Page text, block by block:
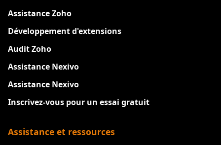
Assistance Zoho
Développement d'extensions
Audit Zoho
Assistance Nexivo
Assistance Nexivo
Inscrivez-vous pour un essai gratuit
Assistance et ressources